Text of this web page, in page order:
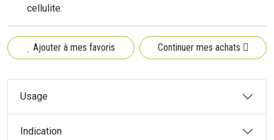
cellulite.
Ajouter à mes favoris Continuer mes achats
Usage
Indication